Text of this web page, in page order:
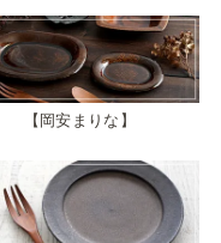
岡安まりな